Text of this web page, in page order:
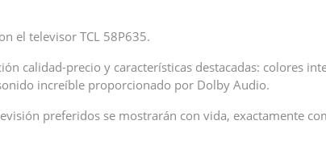
el televisor TCL 58P635.
calidad-precio y características destacadas: colores
increíble proporcionado por Dolby Audio.
preferidos se mostrarán con vida, exactamente